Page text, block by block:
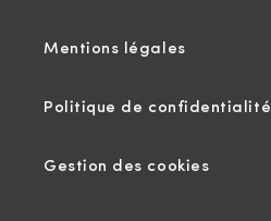
Mentions légales
Politique de confidentialité
Gestion des cookies